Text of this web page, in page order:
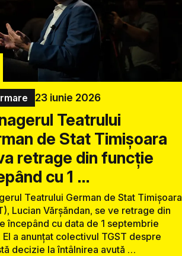
23 iunie 2026
Teatrului
de Stat Timișoara
retrage din funcție
cu 1 …
Teatrului German de Stat Timișoara
Lucian Vărșăndan, se ve retrage din
începând cu data de 1 septembrie
El a anunțat colectivul TGST despre
decizie la întâlnirea avută …